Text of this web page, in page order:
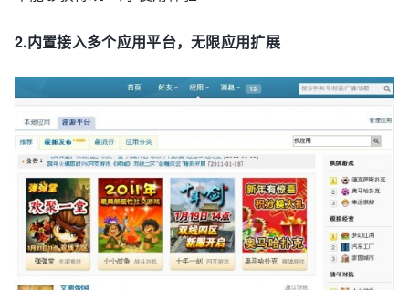
2.内置接入多个应用平台，无限应用扩展